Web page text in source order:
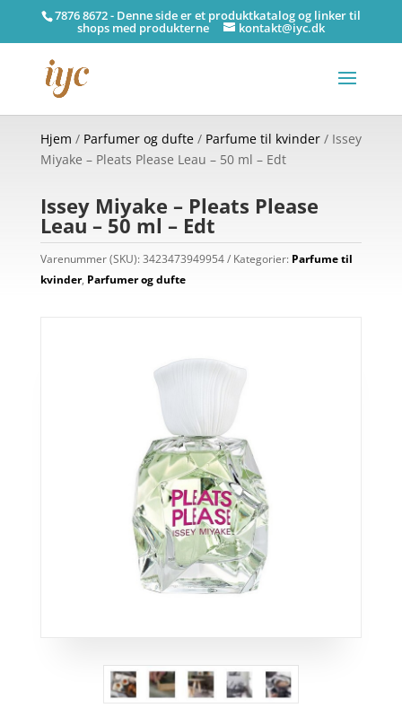
7876 8672 - Denne side er et produktkatalog og linker til
shops med produkterne kontakt@iyc.dk
Hjem / Parfumer og dufte/ Parfume til kvinder/ Issey
Miyake – Pleats Please Leau – 50 ml – Edt
Issey Miyake – Pleats Please
Leau – 50 ml – Edt
Varenummer (SKU):3423473949954 Kategorier: Parfume til
kvinder, Parfumer og dufte